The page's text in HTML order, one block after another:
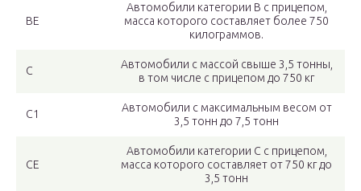
BE
Автомобили категории В с прицепом,
масса которого составляет более 750
килограммов.
C
Автомобили с массой свыше 3,5 тонны,
в том числе с прицепом до 750 кг
C1
Автомобили с максимальным весом от
3,5 тонн до 7,5 тонн
CE
Автомобили категории С с прицепом,
масса которого составляет от 750 кг до
3,5 тонн